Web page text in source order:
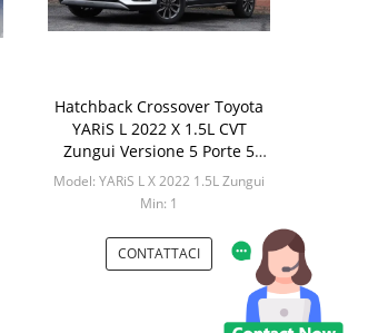
Hatchback Crossover Toyota
YARiS L 2022 X 1.5L CVT
Zungui Versione 5 Porte 5
Posti
Model: YARiS L X 2022 1.5L Zungui
Min: 1
CONTATTACI